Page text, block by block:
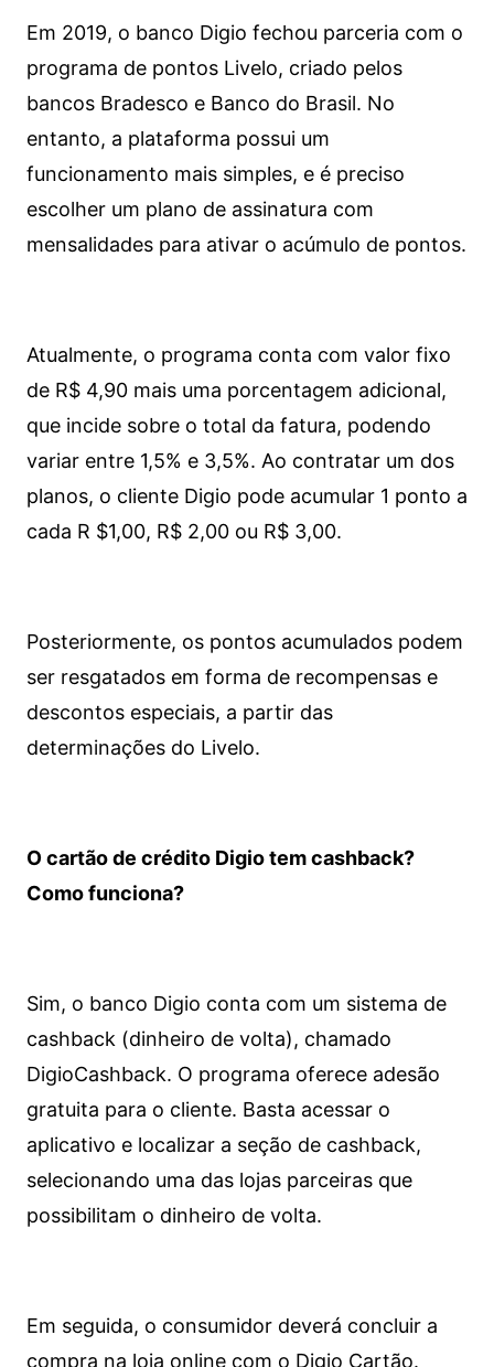
Em 2019, o banco Digio fechou parceria com o
programa de pontos Livelo, criado pelos
bancos Bradesco e Banco do Brasil. No
entanto, a plataforma possui um
funcionamento mais simples, e é preciso
escolher um plano de assinatura com
mensalidades para ativar o acúmulo de pontos.
Atualmente, o programa conta com valor fixo
de R$ 4,90 mais uma porcentagem adicional,
que incide sobre o total da fatura, podendo
variar entre 1,5% e 3,5%. Ao contratar um dos
planos, o cliente Digio pode acumular 1 ponto a
cada R $1,00, R$ 2,00 ou R$ 3,00.
Posteriormente, os pontos acumulados podem
ser resgatados em forma de recompensas e
descontos especiais, a partir das
determinações do Livelo.
O cartão de crédito Digio tem cashback?
Como funciona?
Sim, o banco Digio conta com um sistema de
cashback (dinheiro de volta), chamado
DigioCashback. O programa oferece adesão
gratuita para o cliente. Basta acessar o
aplicativo e localizar a seção de cashback,
selecionando uma das lojas parceiras que
possibilitam o dinheiro de volta.
Em seguida, o consumidor deverá concluir a
compra na loja online com o Digio Cartão.